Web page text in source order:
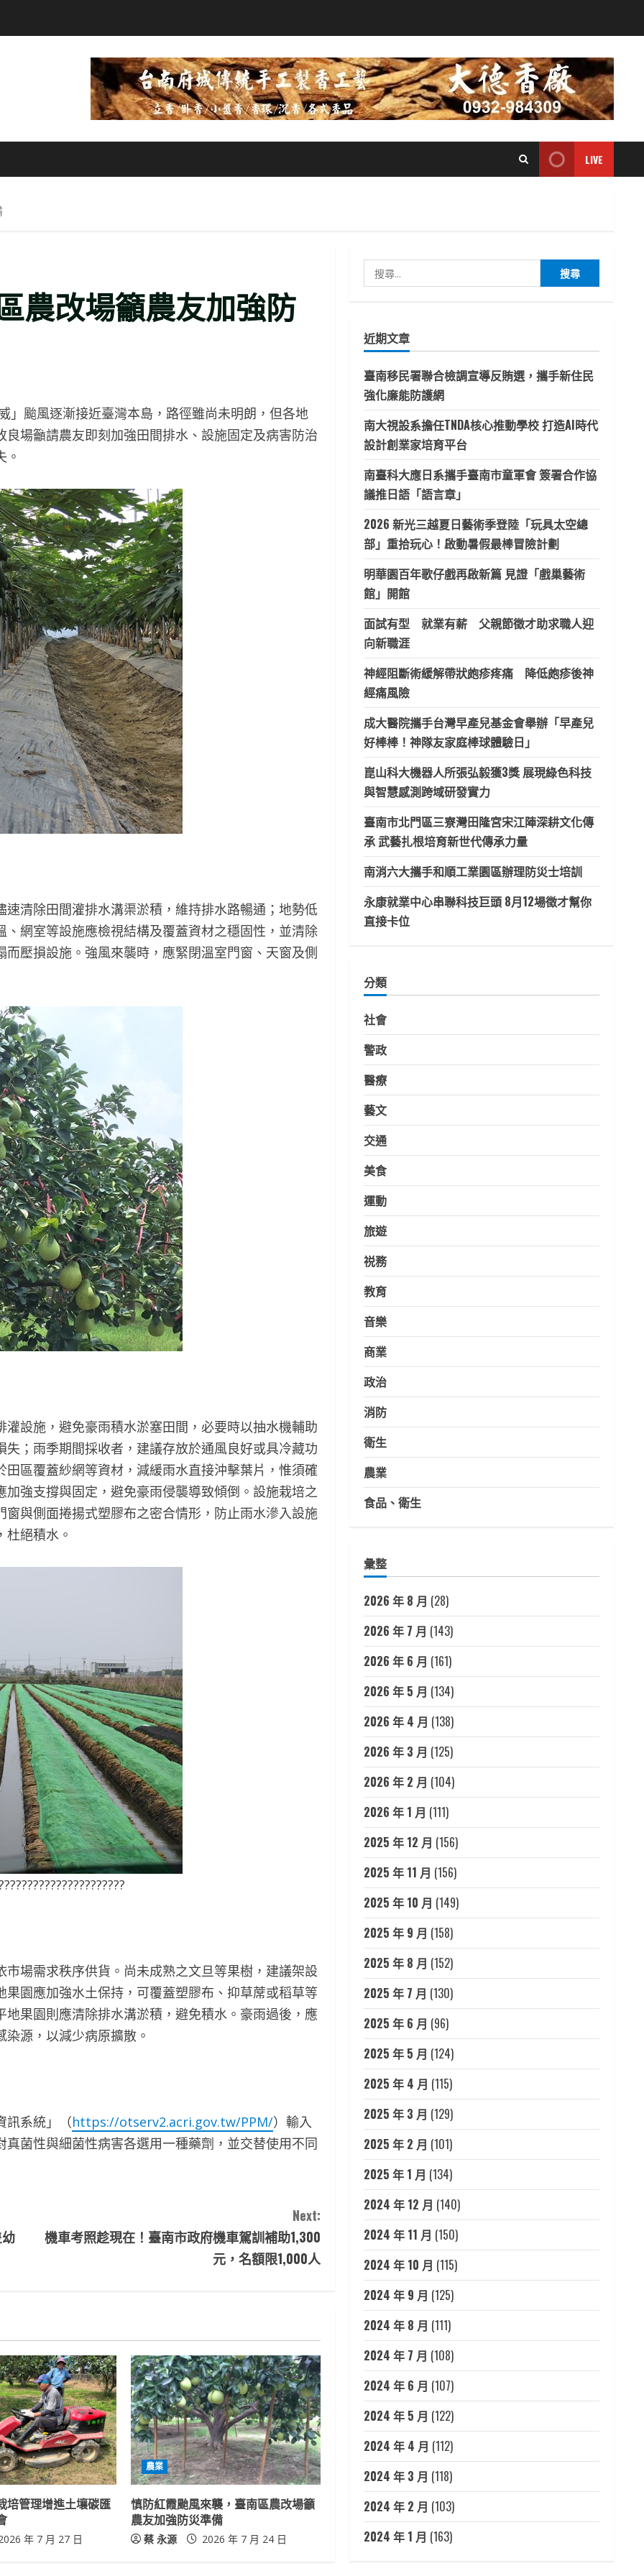
LIVE
農改場籲農友加強防
」颱風逐漸接近臺灣本島，路徑雖尚未明朗，但各地
場籲請農友即刻加強田間排水、設施固定及病害防治
。
清除田間灌排水溝渠淤積，維持排水路暢通；地勢低
網室等設施應檢視結構及覆蓋資材之穩固性，並清除
壓損設施。強風來襲時，應緊閉溫室門窗、天窗及側
設施，避免豪雨積水淤塞田間，必要時以抽水機輔助
；雨季期間採收者，建議存放於通風良好或具冷藏功
區覆蓋紗網等資材，減緩雨水直接沖擊葉片，惟須確
強支撐與固定，避免豪雨侵襲導致傾倒。設施栽培之
與側面捲揚式塑膠布之密合情形，防止雨水滲入設施
絕積水。
場需求秩序供貨。尚未成熟之文旦等果樹，建議架設
園應加強水土保持，可覆蓋塑膠布、抑草蓆或稻草等
果園則應清除排水溝淤積，避免積水。豪雨過後，應
源，以減少病原擴散。
訊系統」（https://otserv2.acri.gov.tw/PPM/）輸入
菌性與細菌性病害各選用一種藥劑，並交替使用不同
Next:
機車考照趁現在！臺南市政府機車駕訓補助1,300
元，名額限1,000人
培管理增進土壤碳匯
年 7 月 27 日
農業
慎防紅霞颱風來襲，臺南區農改場籲
農友加強防災準備
蔡 永源 2026 年 7 月 24 日
尋
字:
近期文章
臺南移民署聯合檢調宣導反賄選，攜手新住民
強化廉能防護網
南大視設系擔任TNDA核心推動學校 打造AI時代
設計創業家培育平台
南臺科大應日系攜手臺南市童軍會 簽署合作協
議推日語「語言章」
2026 新光三越夏日藝術季登陸「玩具太空總
部」重拾玩心！啟動暑假最棒冒險計劃
明華園百年歌仔戲再啟新篇 見證「戲巢藝術
館」開館
面試有型 就業有薪 父親節徵才助求職人迎
向新職涯
神經阻斷術緩解帶狀皰疹疼痛 降低皰疹後神
經痛風險
成大醫院攜手台灣早產兒基金會舉辦「早產兒
好棒棒！神隊友家庭棒球體驗日」
崑山科大機器人所張弘毅獲3獎 展現綠色科技
與智慧感測跨域研發實力
臺南市北門區三寮灣田隆宮宋江陣深耕文化傳
承 武藝扎根培育新世代傳承力量
南消六大攜手和順工業園區辦理防災士培訓
永康就業中心串聯科技巨頭 8月12場徵才幫你
直接卡位
分類
社會
警政
醫療
藝文
交通
美食
運動
旅遊
祱務
教育
音樂
商業
政治
消防
衛生
農業
食品、衛生
彙整
2026 年 8 月 (28)
2026 年 7 月 (143)
2026 年 6 月 (161)
2026 年 5 月 (134)
2026 年 4 月 (138)
2026 年 3 月 (125)
2026 年 2 月 (104)
2026 年 1 月 (111)
2025 年 12 月 (156)
2025 年 11 月 (156)
2025 年 10 月 (149)
2025 年 9 月 (158)
2025 年 8 月 (152)
2025 年 7 月 (130)
2025 年 6 月 (96)
2025 年 5 月 (124)
2025 年 4 月 (115)
2025 年 3 月 (129)
2025 年 2 月 (101)
2025 年 1 月 (134)
2024 年 12 月 (140)
2024 年 11 月 (150)
2024 年 10 月 (115)
2024 年 9 月 (125)
2024 年 8 月 (111)
2024 年 7 月 (108)
2024 年 6 月 (107)
2024 年 5 月 (122)
2024 年 4 月 (112)
2024 年 3 月 (118)
2024 年 2 月 (103)
2024 年 1 月 (163)